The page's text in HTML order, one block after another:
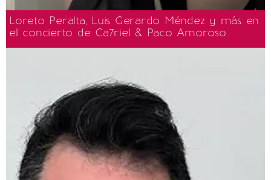
Loreto Peralta, Luis Gerardo Méndez y más en
el concierto de Ca7riel & Paco Amoroso